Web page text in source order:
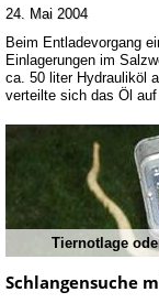
24. Mai 2004
Beim Entladevorgang
Einlagerungen im
ca. 50 liter Hydrauliköl
verteilte sich das Öl
Tiernotlage
Schlangensuche